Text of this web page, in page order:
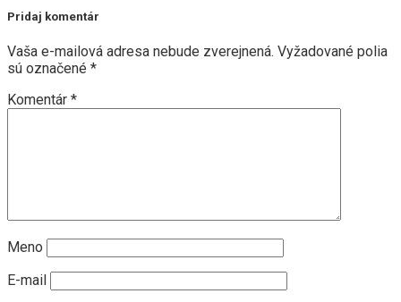
Pridaj komentár
Vaša e-mailová adresa nebude zverejnená. Vyžadované polia
sú označené *
Komentár *
Meno
E-mail